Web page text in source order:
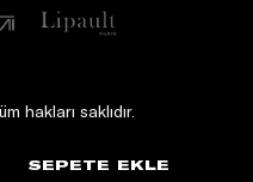
hakları saklıdır.